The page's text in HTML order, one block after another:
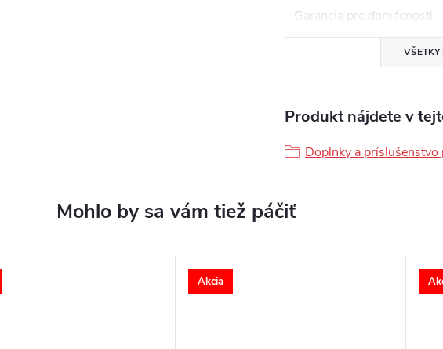
Garancia pre domácnosti:
VŠETKY
Produkt nájdete v
Doplnky a príslušenstvo
Akcia